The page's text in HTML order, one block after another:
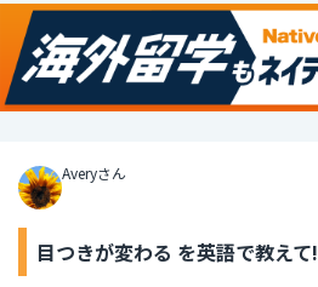
Averyさん
目つきが変わる を英語で教えて!